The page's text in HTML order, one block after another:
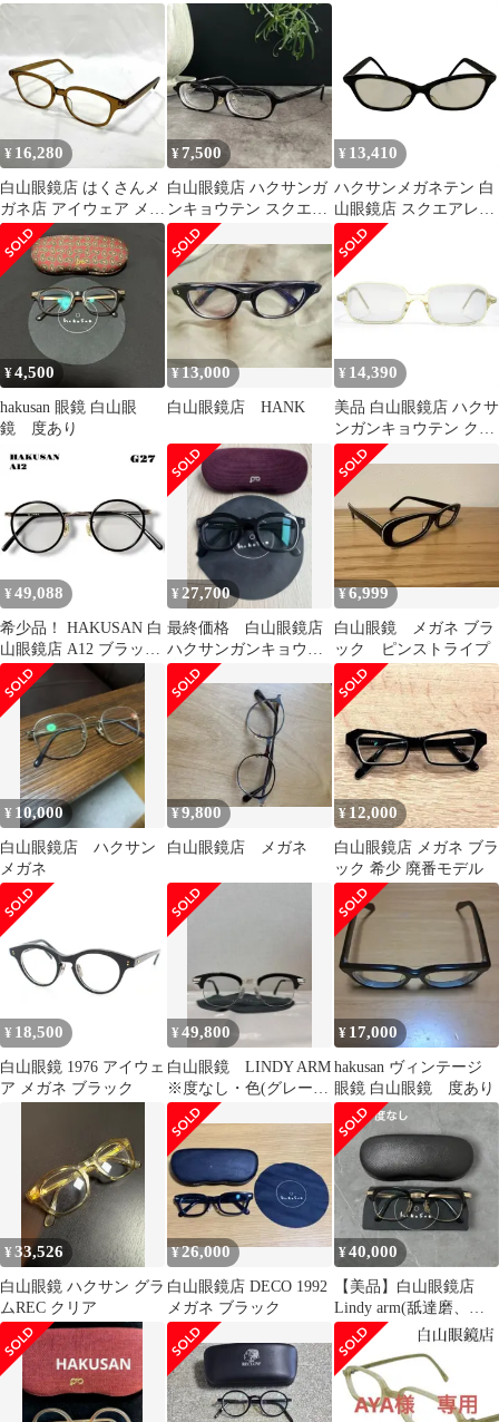
ク ブラウン
歪みあり
¥ 16,280
白山眼鏡店 はくさんメ
ガネ店 アイウェア メガ
ネ
¥7,500
白山眼鏡店 ハクサンガ
ンキョウテン スクエア
型 眼鏡フレーム メガネ
¥ 13,410
ハクサンメガネテン 白
山眼鏡店 スクエアレン
ズメガネ レディース 表
記無
¥4,500
hakusan 眼鏡 白山眼
鏡 度あり
¥13,000
白山眼鏡店 HANK
¥ 14,390
美品 白山眼鏡店 ハクサ
ンガンキョウテン クリ
ア サングラス アイウェ
ア スクエアシェイプ ナ
チュラル メンズ レディ
ース 古着 中古 USED
¥ 49,088
希少品！ HAKUSAN 白
山眼鏡店 A12 ブラック
ゴールド 黒 金 コンビ
¥ 27,700
最終価格 白山眼鏡店
ハクサンガンキョウテ
ン GLAM REC グラム
レック
¥6,999
白山眼鏡 メガネ ブラ
ック ピンストライプ
¥ 10,000
白山眼鏡店 ハクサン
メガネ
¥9,800
白山眼鏡店 メガネ
¥ 12,000
白山眼鏡店 メガネ ブラ
ック 希少 廃番モデル
¥ 18,500
白山眼鏡 1976 アイウェ
ア メガネ ブラック
¥49,800
白山眼鏡 LINDY ARM
※度なし・色(グレー
15%)入り
¥ 17,000
hakusan ヴィンテージ
眼鏡 白山眼鏡 度あり
¥33,526
白山眼鏡 ハクサン グラ
ムREC クリア
¥26,000
白山眼鏡店 DECO 1992
メガネ ブラック
¥40,000
【美品】白山眼鏡店
Lindy arm(舐達磨、デ
ルタナインキッド愛着
モデル)